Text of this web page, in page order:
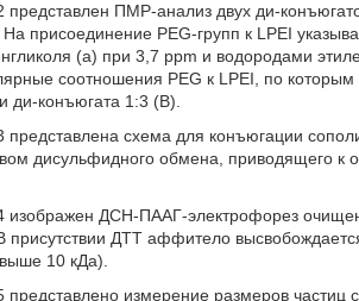
представлен ПМР-анализ двух ди-
присоединение PEG-групп к LPEI
(а) при 3,7 ppm и водородами
соотношения PEG к LPEI, по
ди-конъюгата 1:3 (В).
представлена схема для конъюгации
дисульфидного обмена, приводящего к
изображен ДСН-ПААГ-электрофорез
присутствии ДТТ аффитело
10 кДа).
измерение размеров